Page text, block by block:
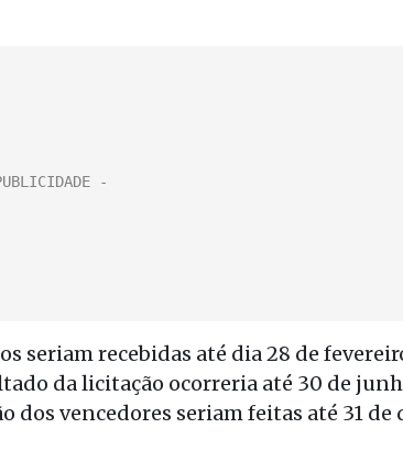
seriam recebidas até dia 28 de
da licitação ocorreria até 30 de
dos vencedores seriam feitas até 31 de